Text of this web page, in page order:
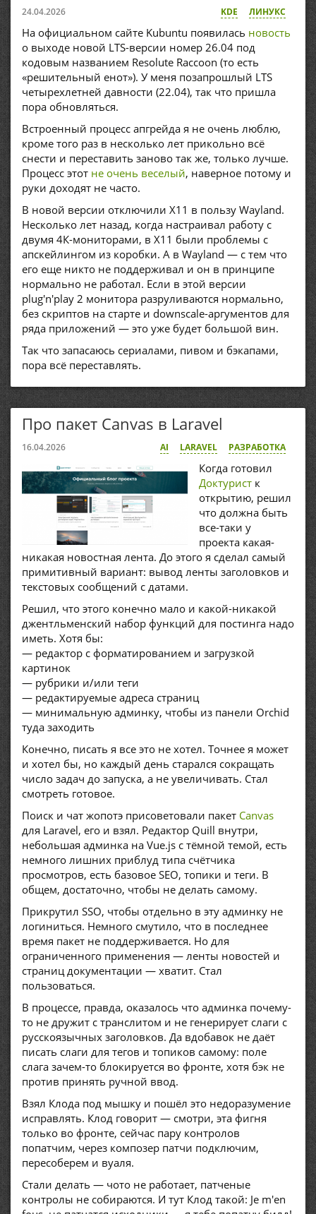
24.04.2026 KDE ЛИНУКС
На официальном сайте Kubuntu появилась новость
о выходе новой LTS-версии номер 26.04 под
кодовым названием Resolute Raccoon (то есть
«решительный енот»). У меня позапрошлый LTS
четырехлетней давности (22.04), так что пришла
пора обновляться.
Встроенный процесс апгрейда я не очень люблю,
кроме того раз в несколько лет прикольно всё
снести и переставить заново так же, только лучше.
Процесс этот не очень веселый, наверное потому и
руки доходят не часто.
В новой версии отключили X11 в пользу Wayland.
Несколько лет назад, когда настраивал работу с
двумя 4К-мониторами, в X11 были проблемы с
апскейлингом из коробки. А в Wayland — с тем что
его еще никто не поддерживал и он в принципе
нормально не работал. Если в этой версии
plug'n'play 2 монитора разруливаются нормально,
без скриптов на старте и downscale-аргументов для
ряда приложений — это уже будет большой вин.
Так что запасаюсь сериалами, пивом и бэкапами,
пора всё переставлять.
Про пакет Canvas в Laravel
16.04.2026 AI LARAVEL РАЗРАБОТКА
Когда готовил
Доктурист к
открытию, решил
что должна быть
все-таки у
проекта какая-
никакая новостная лента. До этого я сделал самый
примитивный вариант: вывод ленты заголовков и
текстовых сообщений с датами.
Решил, что этого конечно мало и какой-никакой
джентльменский набор функций для постинга надо
иметь. Хотя бы:
— редактор с форматированием и загрузкой
картинок
— рубрики и/или теги
— редактируемые адреса страниц
— минимальную админку, чтобы из панели Orchid
туда заходить
Конечно, писать я все это не хотел. Точнее я может
и хотел бы, но каждый день старался сокращать
число задач до запуска, а не увеличивать. Стал
смотреть готовое.
Поиск и чат жопотэ присоветовали пакет Canvas
для Laravel, его и взял. Редактор Quill внутри,
небольшая админка на Vue.js с тёмной темой, есть
немного лишних приблуд типа счётчика
просмотров, есть базовое SEO, топики и теги. В
общем, достаточно, чтобы не делать самому.
Прикрутил SSO, чтобы отдельно в эту админку не
логиниться. Немного смутило, что в последнее
время пакет не поддерживается. Но для
ограниченного применения — ленты новостей и
страниц документации — хватит. Стал
пользоваться.
В процессе, правда, оказалось что админка почему-
то не дружит с транслитом и не генерирует слаги с
русскоязычных заголовков. Да вдобавок не даёт
писать слаги для тегов и топиков самому: поле
слага зачем-то блокируется во фронте, хотя бэк не
против принять ручной ввод.
Взял Клода под мышку и пошёл это недоразумение
исправлять. Клод говорит — смотри, эта фигня
только во фронте, сейчас пару контролов
попатчим, через композер патчи подключим,
пересоберем и вуаля.
Стали делать — чото не работает, патченые
контролы не собираются. И тут Клод такой: Je m'en